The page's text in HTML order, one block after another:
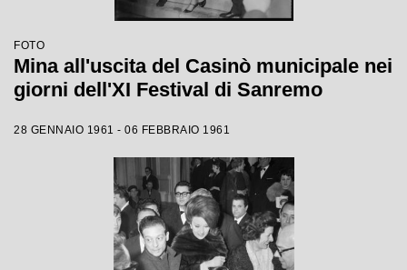
FOTO
Mina all'uscita del Casinò municipale nei
giorni dell'XI Festival di Sanremo
28 GENNAIO 1961 - 06 FEBBRAIO 1961